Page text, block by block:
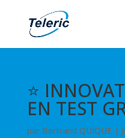
⭐
EN TEST
par Bertrand QUIQUE|